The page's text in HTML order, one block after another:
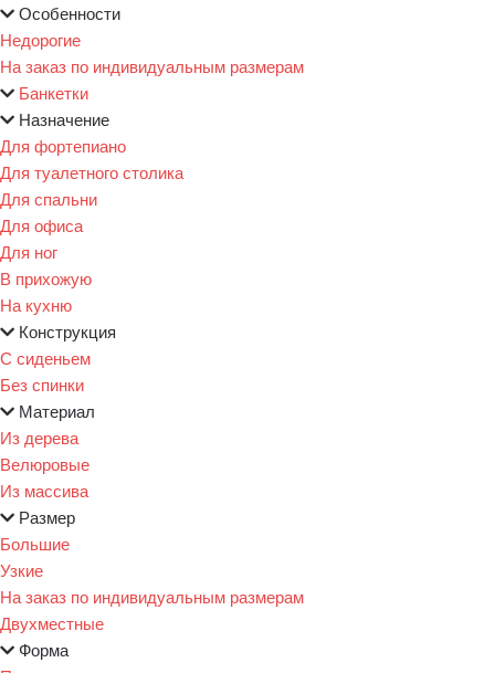
Особенности
Недорогие
На заказ по индивидуальным размерам
Банкетки
Назначение
Для фортепиано
Для туалетного столика
Для спальни
Для офиса
Для ног
В прихожую
На кухню
Конструкция
С сиденьем
Без спинки
Материал
Из дерева
Велюровые
Из массива
Размер
Большие
Узкие
На заказ по индивидуальным размерам
Двухместные
Форма